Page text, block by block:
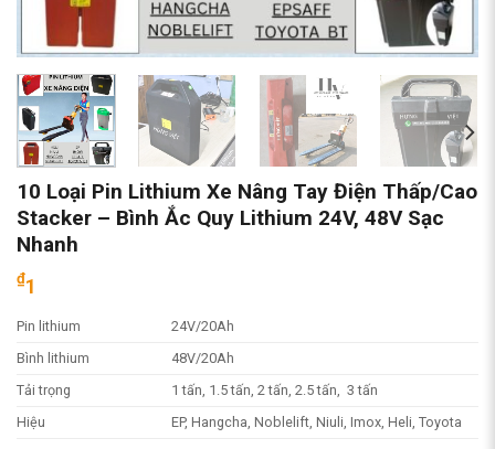
10 Loại Pin Lithium Xe Nâng Tay Điện Thấp/Cao
Stacker – Bình Ắc Quy Lithium 24V, 48V Sạc
Nhanh
₫1
Pin lithium
24V/20Ah
Bình lithium
48V/20Ah
Tải trọng
1 tấn, 1.5 tấn, 2 tấn, 2.5 tấn, 3 tấn
Hiệu
EP, Hangcha, Noblelift, Niuli, Imox, Heli, Toyota